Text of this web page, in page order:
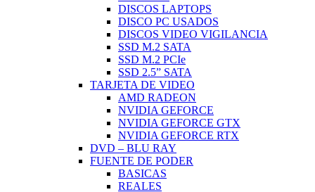
DISCOS LAPTOPS
DISCO PC USADOS
DISCOS VIDEO VIGILANCIA
SSD M.2 SATA
SSD M.2 PCIe
SSD 2.5” SATA
TARJETA DE VIDEO
AMD RADEON
NVIDIA GEFORCE
NVIDIA GEFORCE GTX
NVIDIA GEFORCE RTX
DVD – BLU RAY
FUENTE DE PODER
BASICAS
REALES